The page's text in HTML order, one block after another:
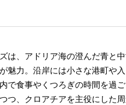
は、アドリア海の澄んだ青と
魅力。沿岸には小さな港町や
で食事やくつろぎの時間を過
つ、クロアチアを主役にした